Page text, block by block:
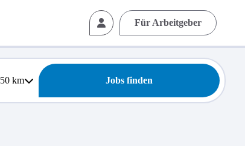
Für Arbeitgeber
50km Jobs finden